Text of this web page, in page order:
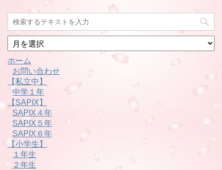
月
別
ホーム
お問い合わせ
【私立中】
中学１年
【SAPIX】
SAPIX４年
SAPIX５年
SAPIX６年
【小学生】
１年生
２年生